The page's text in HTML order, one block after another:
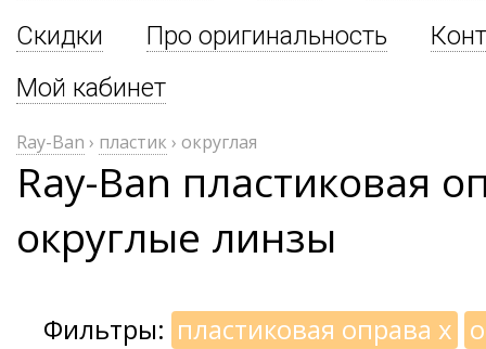
Скидки
Про оригинальность
Мой кабинет
Ray-Ban › пластик › округлая
Ray-Ban пластиковая
округлые линзы
Фильтры: пластиковая оправа x